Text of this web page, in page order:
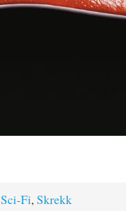
Sci-Fi,Skrekk